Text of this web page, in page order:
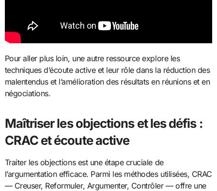
Pour aller plus loin, une autre ressource explore les
techniques d’écoute active et leur rôle dans la réduction des
malentendus et l’amélioration des résultats en réunions et en
négociations.
Maîtriser les objections et les défis :
CRAC et écoute active
Traiter les objections est une étape cruciale de
l’argumentation efficace. Parmi les méthodes utilisées, CRAC
— Creuser, Reformuler, Argumenter, Contrôler — offre une